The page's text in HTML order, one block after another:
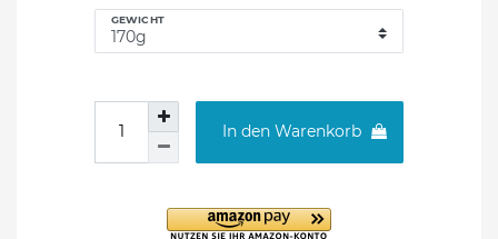
GEWICHT
In den Warenkorb